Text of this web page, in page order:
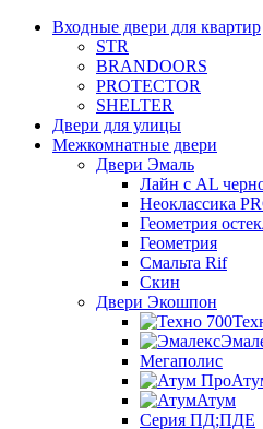
Входные двери для квартир
STR
BRANDOORS
PROTECTOR
SHELTER
Двери для улицы
Межкомнатные двери
Двери Эмаль
Лайн с AL
Неоклассика
Геометрия
Геометрия
Смальта Rif
Скин
Двери Экошпон
Мегаполис
Атум
Серия ПД;ПДЕ